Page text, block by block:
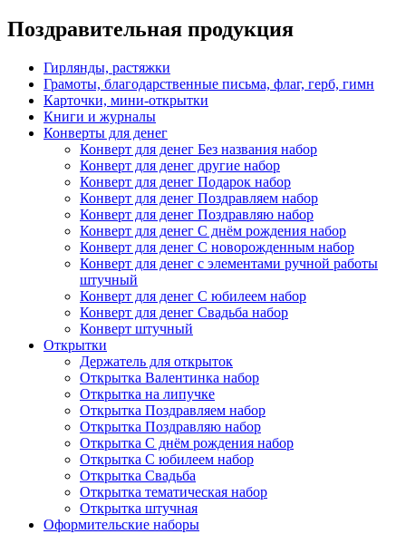
Поздравительная продукция
Гирлянды, растяжки
Грамоты, благодарственные письма, флаг, герб, гимн
Карточки, мини-открытки
Книги и журналы
Конверты для денег
Конверт для денег Без названия набор
Конверт для денег другие набор
Конверт для денег Подарок набор
Конверт для денег Поздравляем набор
Конверт для денег Поздравляю набор
Конверт для денег С днём рождения набор
Конверт для денег С новорожденным набор
Конверт для денег с элементами ручной работы
штучный
Конверт для денег С юбилеем набор
Конверт для денег Свадьба набор
Конверт штучный
Открытки
Держатель для открыток
Открытка Валентинка набор
Открытка на липучке
Открытка Поздравляем набор
Открытка Поздравляю набор
Открытка С днём рождения набор
Открытка С юбилеем набор
Открытка Свадьба
Открытка тематическая набор
Открытка штучная
Оформительские наборы